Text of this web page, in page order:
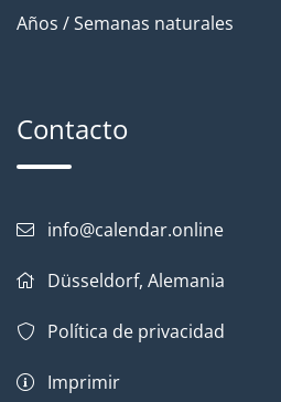
Años / Semanas naturales
Contacto
info@calendar.online
Düsseldorf, Alemania
Política de privacidad
Imprimir